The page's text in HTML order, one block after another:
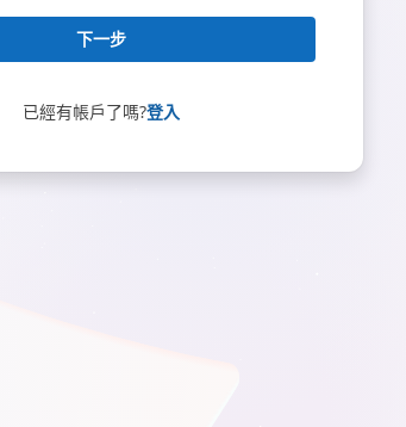
下一步
已經有帳戶了嗎?登入